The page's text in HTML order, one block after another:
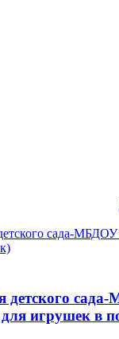
детского
игрушек в